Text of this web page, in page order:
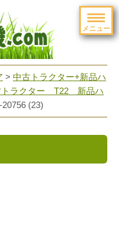
メニュー
> 中古トラクター+新品ハ
ラクター T22 新品ハ
20756 (23)